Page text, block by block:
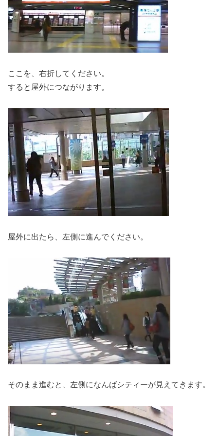
ここを、右折してください。
すると屋外につながります。
屋外に出たら、左側に進んでください。
そのまま進むと、左側になんばシティーが見えてきます。